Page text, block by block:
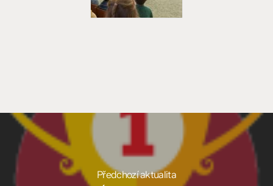
Předchozí aktualita